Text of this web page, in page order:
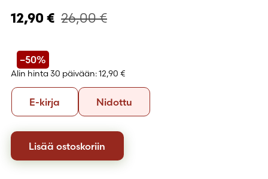
12,90 € 26,00€
–50%
Alin hinta 30 päivään:12,90 €
Formaatti
E-kirja
kirja
NidottuNidottu
Lisää ostoskoriin